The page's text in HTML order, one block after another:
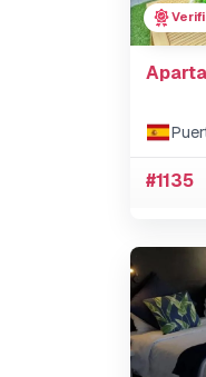
#1135